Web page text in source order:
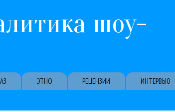
шоу-
ЭТНО РЕЦЕНЗИИ ИНТЕРВЬЮ